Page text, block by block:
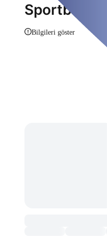
Sportbund
Bilgileri göster